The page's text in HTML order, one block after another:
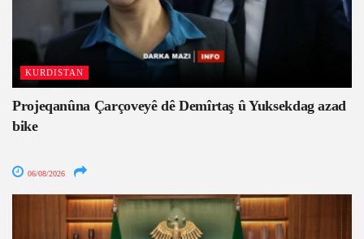
KURDISTAN
Projeqanûna Çarçoveyê dê Demîrtaş û Yuksekdag azad
bike
06/08/2026